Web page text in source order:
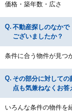
価格・築年数・広さ
不動産探しのなかで
ございましたか？
条件に合う物件が見つ
その部分に対して
点も気兼ねなくお答
いろんな条件の物件を